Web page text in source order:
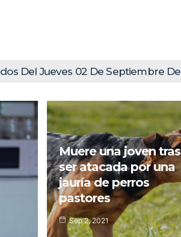
Del 2021 septiembre 2, 2021
Muere una joven tras
ser atacada por una
jauría de perros
pastores
Sep 2, 2021